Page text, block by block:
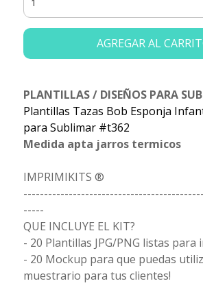
AGREGAR AL
PLANTILLAS / DISEÑOS PARA
Plantillas Tazas Bob Esponja
para Sublimar #t362
Medida apta jarros termicos
IMPRIMIKITS ®
-----
QUE INCLUYE EL KIT?
- 20 Plantillas JPG/PNG listas para
- 20 Mockup para que puedas
muestrario para tus clientes!